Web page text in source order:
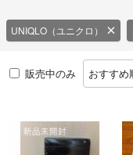
UNIQLO（ユニクロ）
販売中のみ おすすめ